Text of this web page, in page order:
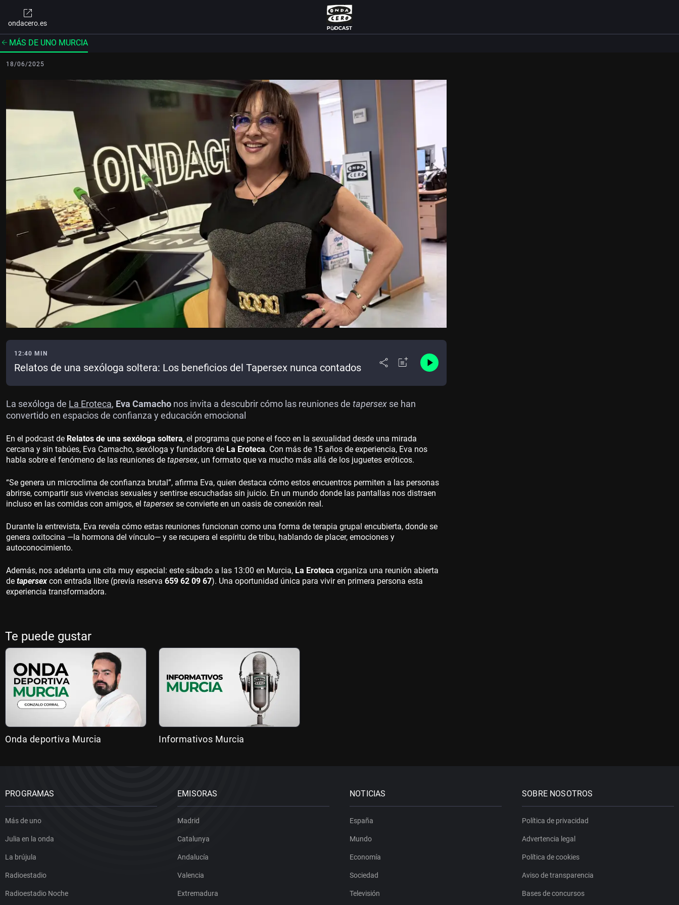
ondacero.es
MÁS DE UNO MURCIA
18/06/2025
12:40 MIN
Relatos de una sexóloga soltera: Los beneficios del Tapersex nunca contados
La sexóloga de La Eroteca, Eva Camacho nos invita a descubrir cómo las reuniones de tapersex se han
convertido en espacios de confianza y educación emocional
En el podcast de Relatos de una sexóloga soltera, el programa que pone el foco en la sexualidad desde una mirada
cercana y sin tabúes, Eva Camacho, sexóloga y fundadora de La Eroteca. Con más de 15 años de experiencia, Eva nos
habla sobre el fenómeno de las reuniones de tapersex, un formato que va mucho más allá de los juguetes eróticos.
“Se genera un microclima de confianza brutal”, afirma Eva, quien destaca cómo estos encuentros permiten a las personas
abrirse, compartir sus vivencias sexuales y sentirse escuchadas sin juicio. En un mundo donde las pantallas nos distraen
incluso en las comidas con amigos, el tapersex se convierte en un oasis de conexión real.
Durante la entrevista, Eva revela cómo estas reuniones funcionan como una forma de terapia grupal encubierta, donde se
genera oxitocina —la hormona del vínculo— y se recupera el espíritu de tribu, hablando de placer, emociones y
autoconocimiento.
Además, nos adelanta una cita muy especial: este sábado a las 13:00 en Murcia, La Eroteca organiza una reunión abierta
de tapersex con entrada libre (previa reserva 659 62 09 67). Una oportunidad única para vivir en primera persona esta
experiencia transformadora.
Te puede gustar
Onda deportiva Murcia Informativos Murcia
PROGRAMAS
Más de uno
Julia en la onda
La brújula
Radioestadio
Radioestadio Noche
EMISORAS
Madrid
Catalunya
Andalucía
Valencia
Extremadura
NOTICIAS
España
Mundo
Economía
Sociedad
Televisión
SOBRE NOSOTROS
Política de privacidad
Advertencia legal
Política de cookies
Aviso de transparencia
Bases de concursos